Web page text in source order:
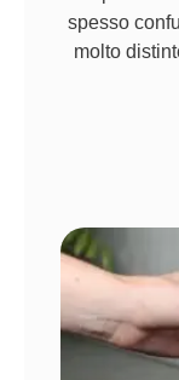
spesso
molto